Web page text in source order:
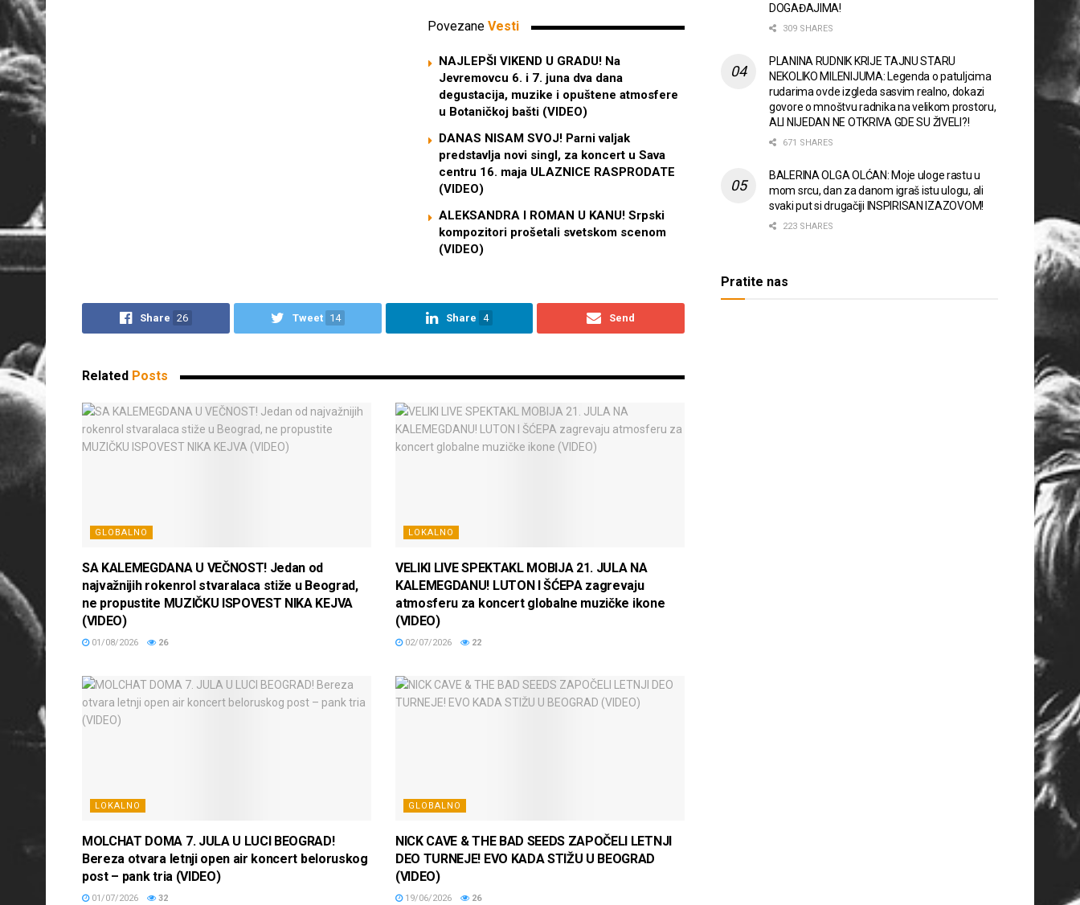
Povezane Vesti
NAJLEPŠI VIKEND U GRADU! Na
Jevremovcu 6. i 7. juna dva dana
degustacija, muzike i opuštene atmosfere
u Botaničkoj bašti (VIDEO)
DANAS NISAM SVOJ! Parni valjak
predstavlja novi singl, za koncert u Sava
centru 16. maja ULAZNICE RASPRODATE
(VIDEO)
ALEKSANDRA I ROMAN U KANU! Srpski
kompozitori prošetali svetskom scenom
(VIDEO)
Share 26 Tweet 14 Share 4 Send
Related Posts
GLOBALNO
SA KALEMEGDANA U VEČNOST! Jedan od
najvažnijih rokenrol stvaralaca stiže u Beograd,
ne propustite MUZIČKU ISPOVEST NIKA KEJVA
(VIDEO)
01/08/2026 26
LOKALNO
VELIKI LIVE SPEKTAKL MOBIJA 21. JULA NA
KALEMEGDANU! LUTON I ŠĆEPA zagrevaju
atmosferu za koncert globalne muzičke ikone
(VIDEO)
02/07/2026 22
LOKALNO
MOLCHAT DOMA 7. JULA U LUCI BEOGRAD!
Bereza otvara letnji open air koncert beloruskog
post – pank tria (VIDEO)
01/07/2026 32
GLOBALNO
NICK CAVE & THE BAD SEEDS ZAPOČELI LETNJI
DEO TURNEJE! EVO KADA STIŽU U BEOGRAD
(VIDEO)
19/06/2026 26
DOGAĐAJIMA!
309 SHARES
PLANINA RUDNIK KRIJE TAJNU STARU
NEKOLIKO MILENIJUMA: Legenda o patuljcima
rudarima ovde izgleda sasvim realno, dokazi
govore o mnoštvu radnika na velikom prostoru,
ALI NIJEDAN NE OTKRIVA GDE SU ŽIVELI?!
671 SHARES
BALERINA OLGA OLĆAN: Moje uloge rastu u
mom srcu, dan za danom igraš istu ulogu, ali
svaki put si drugačiji INSPIRISAN IZAZOVOM!
223 SHARES
Pratite nas